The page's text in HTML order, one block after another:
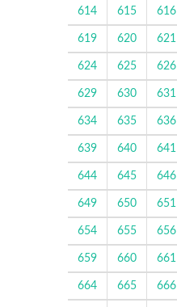
614 615 616
619 620 621
624 625 626
629 630 631
634 635 636
639 640 641
644 645 646
649 650 651
654 655 656
659 660 661
664 665 666